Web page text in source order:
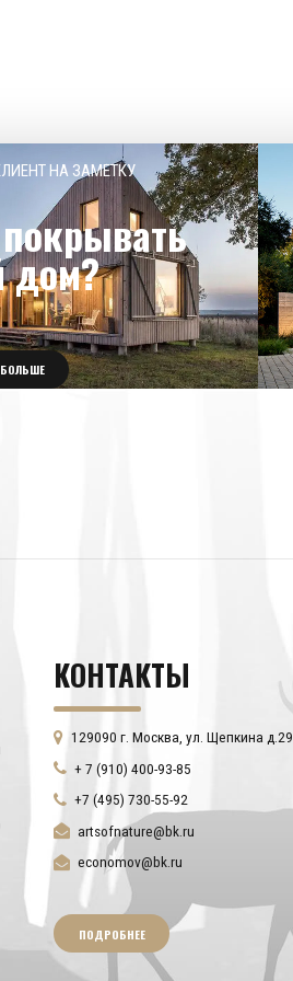
НА ЗАМЕТКУ
дом?
КОНТАКТЫ
129090 г. Москва, ул. Щепкина д.29
+ 7 (910) 400-93-85
+7 (495) 730-55-92
artsofnature@bk.ru
economov@bk.ru
ПОДРОБНЕЕ